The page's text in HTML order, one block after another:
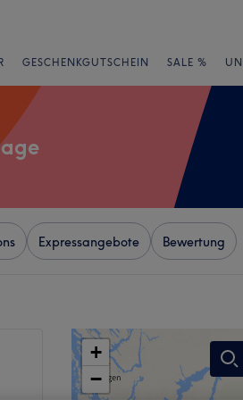
GESCHENKGUTSCHEIN SALE %
Expressangebote Bewertung
+
−